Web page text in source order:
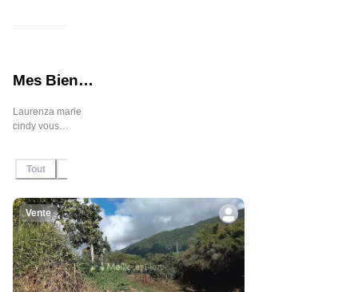
Mes Biens
Laurenza marie
cindy vous
vente et en
pas à contacter
l'agent pour plus
d'informations.
Tout
Vente